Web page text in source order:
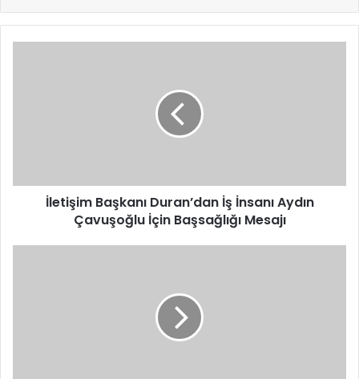
Başsağlığı
İletişim Başkanı Duran’dan İş İnsanı Aydın
Çavuşoğlu İçin Başsağlığı Mesajı